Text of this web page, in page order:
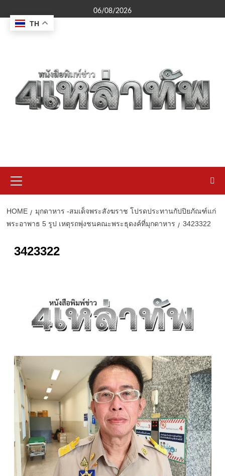
to
content
06/08/2026
Menu
HOME
มุกดาหาร -สมเด็จพระสังฆราช โปรดประทานกัปปิยภัณฑ์แก่
พระอาพาธ 5 รูป เหตุรถพุ่งชนคณะพระธุดงค์ที่มุกดาหาร
3423322
3423322
TH